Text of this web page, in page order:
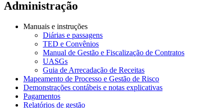
Administração
Manuais e instruções
Diárias e passagens
TED e Convênios
Manual de Gestão e Fiscalização de Contratos
UASGs
Guia de Arrecadação de Receitas
Mapeamento de Processo e Gestão de Risco
Demonstrações contábeis e notas explicativas
Pagamentos
Relatórios de gestão